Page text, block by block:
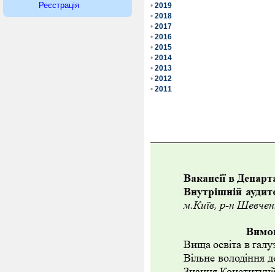
Реєстрація
• 2019
• 2018
• 2017
• 2016
• 2015
• 2014
• 2013
• 2012
• 2011